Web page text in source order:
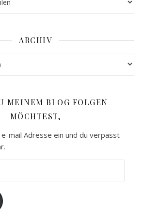
ARCHIV
MEINEM BLOG FOLGEN
MÖCHTEST,
mail Adresse ein und du verpasst